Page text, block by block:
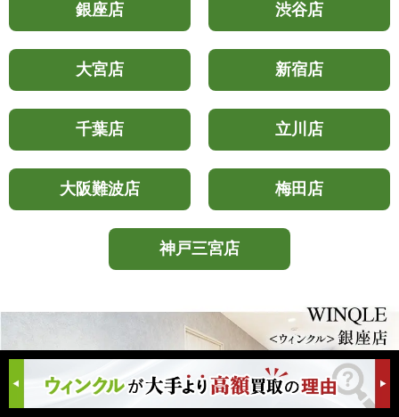
銀座店 渋谷店
大宮店 新宿店
千葉店 立川店
大阪難波店 梅田店
神戸三宮店